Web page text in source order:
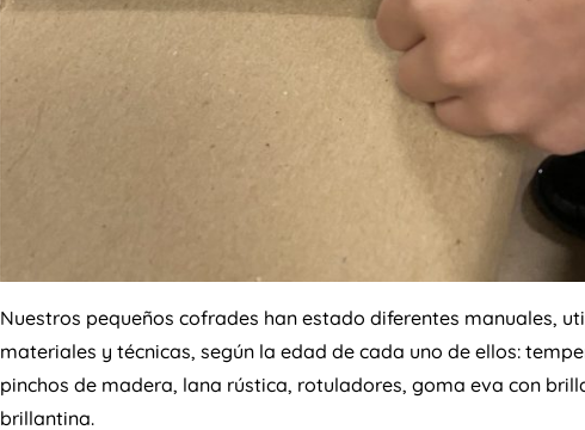
Nuestros pequeños cofrades han estado diferentes manuales,
materiales y técnicas, según la edad de cada uno de ellos:
pinchos de madera, lana rústica, rotuladores, goma eva con
brillantina.